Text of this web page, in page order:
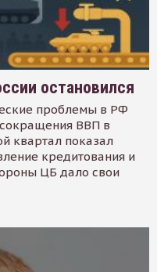
остановился
проблемы в РФ
сокращения ВВП в
квартал показал
кредитования и
ЦБ дало свои